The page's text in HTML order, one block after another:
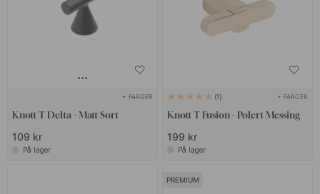
+ FARGER
Knott T Delta - Matt Sort
109 kr
På lager
1 + FARGER
Knott T Fusion - Polert Messing
199 kr
På lager
PREMIUM